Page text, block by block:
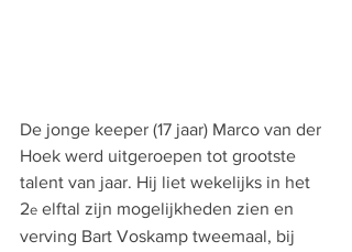
De jonge keeper (17 jaar) Marco van der
Hoek werd uitgeroepen tot grootste
talent van jaar. Hij liet wekelijks in het
2e elftal zijn mogelijkheden zien en
verving Bart Voskamp tweemaal, bij